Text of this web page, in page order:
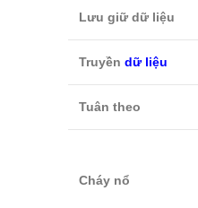
Lưu giữ dữ liệu
Truyền dữ liệu
Tuân theo
Cháy nổ